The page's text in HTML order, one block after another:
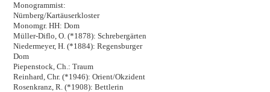
Monogrammist:
Nürnberg/Kartäuserkloster
Monomgr. HH: Dom
Müller-Diflo, O. (*1878): Schrebergärten
Niedermeyer, H. (*1884): Regensburger
Dom
Piepenstock, Ch.: Traum
Reinhard, Chr. (*1946): Orient/Okzident
Rosenkranz, R. (*1908): Bettlerin